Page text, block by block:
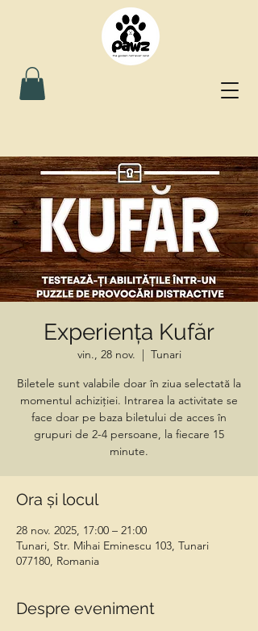
Experiența Kufăr
vin., 28 nov.
  |
Tunari
Biletele sunt valabile doar în ziua selectată la
momentul achiziției. Intrarea la activitate se
face doar pe baza biletului de acces în
grupuri de 2-4 persoane, la fiecare 15
minute.
Ora și locul
28 nov. 2025, 17:00 – 21:00
Tunari, Str. Mihai Eminescu 103, Tunari
077180, Romania
Despre eveniment